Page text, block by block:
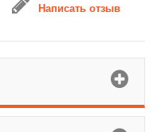
Написать отзыв